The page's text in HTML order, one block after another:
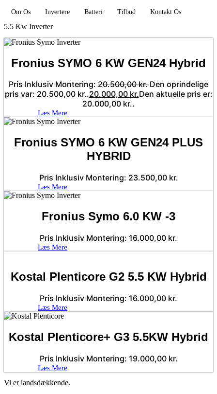
Om Os Invertere Batteri Tilbud Kontakt Os
5.5 Kw Inverter
Fronius SYMO 6 KW GEN24 Hybrid
Pris Inklusiv Montering: 20.500,00kr. Den oprindelige
pris var: 20.500,00 kr..20.000,00 kr.Den aktuelle pris er:
20.000,00 kr..
Læs Mere
Fronius SYMO 6 KW GEN24 PLUS
HYBRID
Pris Inklusiv Montering: 23.500,00 kr.
Læs Mere
Fronius Symo 6.0 KW -3
Pris Inklusiv Montering: 16.000,00 kr.
Læs Mere
Kostal Plenticore G2 5.5 KW Hybrid
Pris Inklusiv Montering: 16.000,00 kr.
Læs Mere
Kostal Plenticore+ G3 5.5KW Hybrid
Pris Inklusiv Montering: 19.000,00 kr.
Læs Mere
Vi er landsdækkende.